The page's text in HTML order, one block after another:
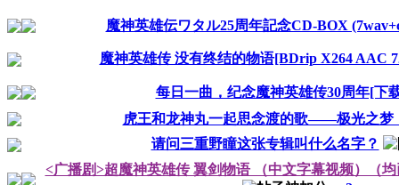
魔神英雄伝ワタル25周年記念CD-BOX
魔神英雄传 没有终结的物语[BDrip X264 AAC
每日一曲，纪念魔神英雄传30周年[下
虎王和龙神丸一起思念渡的歌——极光之梦
请问三重野瞳这张专辑叫什么名字？
<广播剧>超魔神英雄传 翼剑物语 （中文字幕视频）（